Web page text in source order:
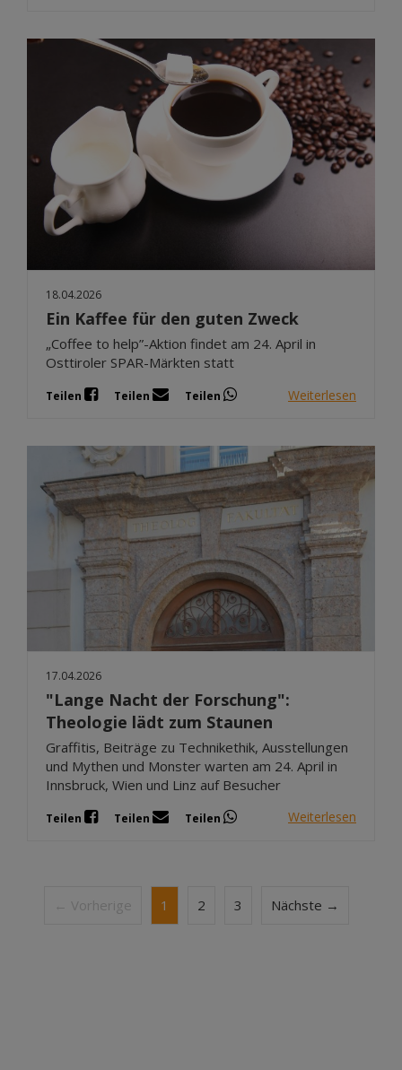
18.04.2026
Ein Kaffee für den guten Zweck
„Coffee to help”-Aktion findet am 24. April in
Osttiroler SPAR-Märkten statt
Teilen Teilen Teilen Weiterlesen
17.04.2026
"Lange Nacht der Forschung":
Theologie lädt zum Staunen
Graffitis, Beiträge zu Technikethik, Ausstellungen
und Mythen und Monster warten am 24. April in
Innsbruck, Wien und Linz auf Besucher
Teilen Teilen Teilen Weiterlesen
← Vorherige 1 2 3 Nächste →